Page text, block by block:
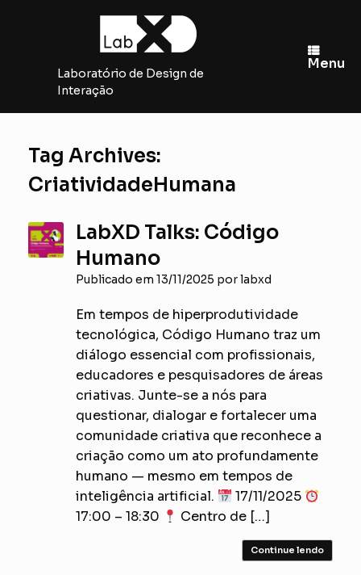
Laboratório de Design de
Interação
Menu
Tag Archives:
CriatividadeHumana
LabXD Talks: Código
Humano
Publicado em 13/11/2025 porlabxd
Em tempos de hiperprodutividade
tecnológica, Código Humano traz um
diálogo essencial com profissionais,
educadores e pesquisadores de áreas
criativas. Junte-se a nós para
questionar, dialogar e fortalecer uma
comunidade criativa que reconhece a
criação como um ato profundamente
humano — mesmo em tempos de
inteligência artificial.
17/11/2025
17:00 – 18:30
Centro de […]
Continue lendo